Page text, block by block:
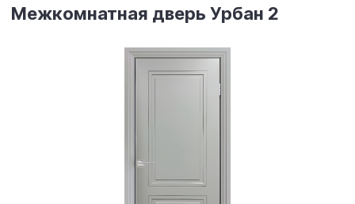
Межкомнатная дверь Урбан 2